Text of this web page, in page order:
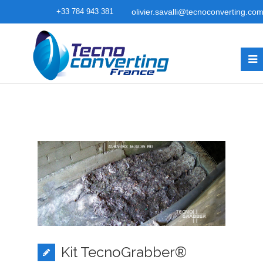
+33 784 943 381 olivier.savalli@tecnoconverting.com
Kit TecnoGrabber®